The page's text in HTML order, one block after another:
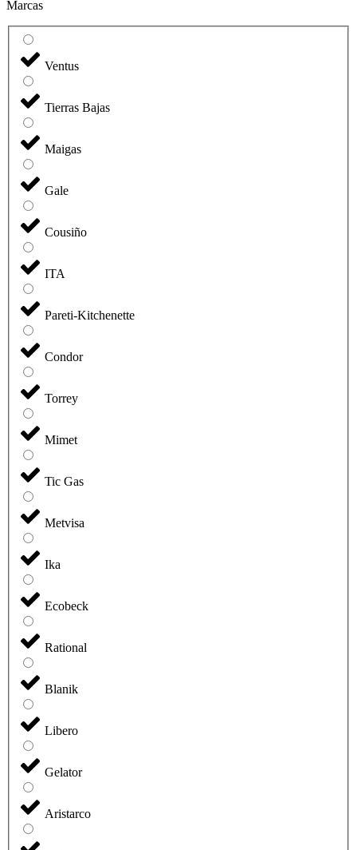
Marcas
Ventus
Tierras Bajas
Maigas
Gale
Cousiño
ITA
Pareti-Kitchenette
Condor
Torrey
Mimet
Tic Gas
Metvisa
Ika
Ecobeck
Rational
Blanik
Libero
Gelator
Aristarco